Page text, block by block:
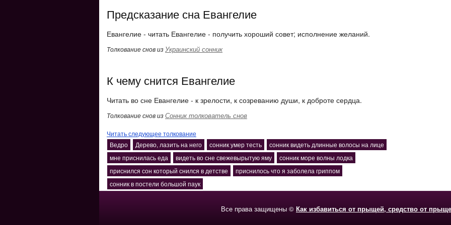
Предсказание сна Евангелие
Евангелие - читать Евангелие - получить хороший совет; исполнение желаний.
Толкование снов изУкраинский сонник
К чему снится Евангелие
Читать во сне Евангелие - к зрелости, к созреванию души, к доброте сердца.
Толкование снов изСонник толкователь снов
Читать следующее толкование
Ведро
Дерево, лазить на него сонник умер тесть
сонник видеть длинные волосы на лице
мне приснилась еда
видеть во сне свежевырытую яму
сонник море волны лодка
приснился сон который снился в детстве
приснилось что я заболела гриппом
сонник в постели большой паук
Все права защищены © Как избавиться от прыщей, средство от